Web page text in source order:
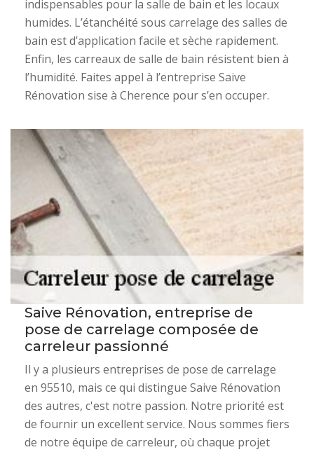
indispensables pour la salle de bain et les locaux
humides. L’étanchéité sous carrelage des salles de
bain est d’application facile et sèche rapidement.
Enfin, les carreaux de salle de bain résistent bien à
l’humidité. Faites appel à l’entreprise Saive
Rénovation sise à Cherence pour s’en occuper.
Saive Rénovation, entreprise de
pose de carrelage composée de
carreleur passionné
Il y a plusieurs entreprises de pose de carrelage
en 95510, mais ce qui distingue Saive Rénovation
des autres, c'est notre passion. Notre priorité est
de fournir un excellent service. Nous sommes fiers
de notre équipe de carreleur, où chaque projet